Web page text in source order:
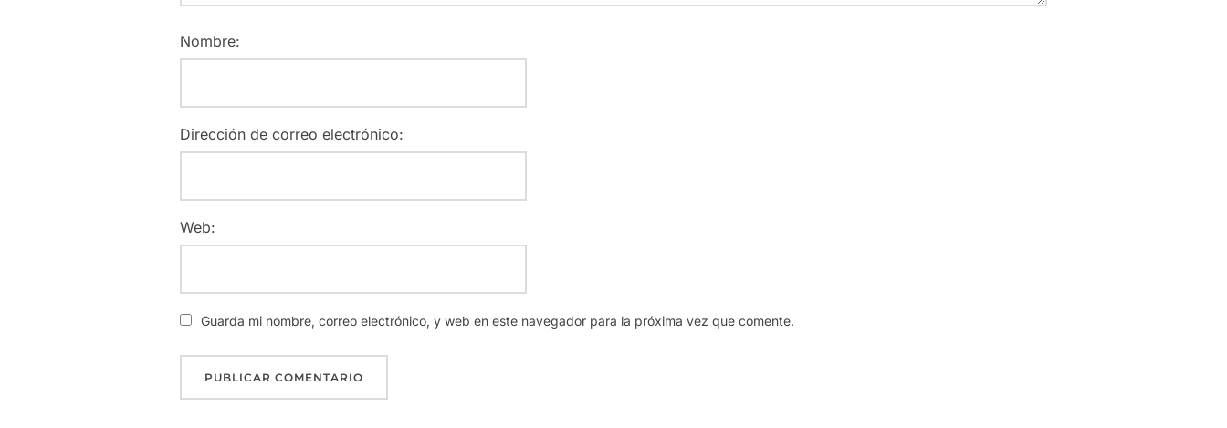
Nombre:
Dirección de correo electrónico:
Web:
Guarda mi nombre, correo electrónico, y web en este navegador para la próxima vez que comente.